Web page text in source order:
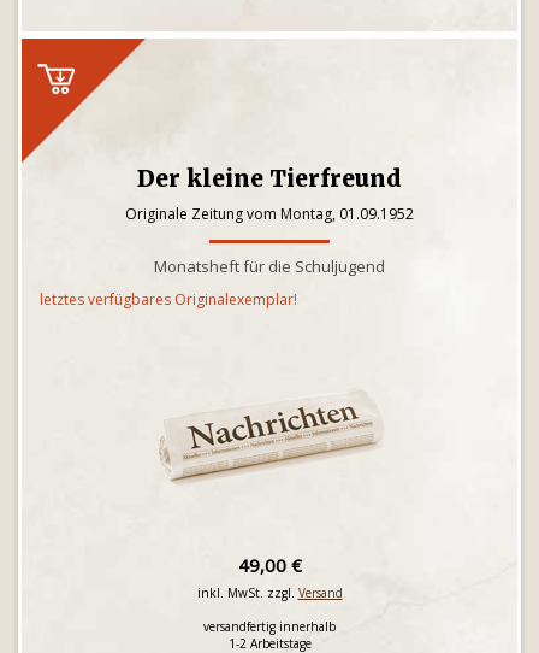
Der kleine Tierfreund
Originale Zeitung vom Montag, 01.09.1952
Monatsheft für die Schuljugend
letztes verfügbares Originalexemplar!
49,00 €
inkl. MwSt. zzgl. Versand
versandfertig innerhalb
1-2 Arbeitstage